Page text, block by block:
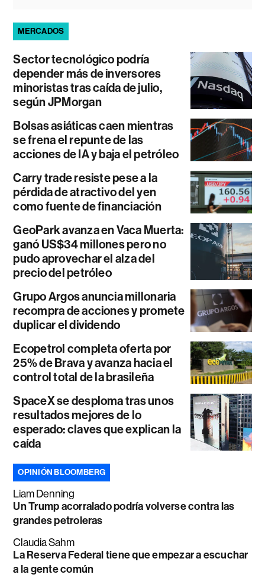
MERCADOS
Sector tecnológico podría
depender más de inversores
minoristas tras caída de julio,
según JPMorgan
Bolsas asiáticas caen mientras
se frena el repunte de las
acciones de IA y baja el petróleo
Carry trade resiste pese a la
pérdida de atractivo del yen
como fuente de financiación
GeoPark avanza en Vaca Muerta:
ganó US$34 millones pero no
pudo aprovechar el alza del
precio del petróleo
Grupo Argos anuncia millonaria
recompra de acciones y promete
duplicar el dividendo
Ecopetrol completa oferta por
25% de Brava y avanza hacia el
control total de la brasileña
SpaceX se desploma tras unos
resultados mejores de lo
esperado: claves que explican la
caída
OPINIÓN BLOOMBERG
Liam Denning
Un Trump acorralado podría volverse contra las
grandes petroleras
Claudia Sahm
La Reserva Federal tiene que empezar a escuchar
a la gente común